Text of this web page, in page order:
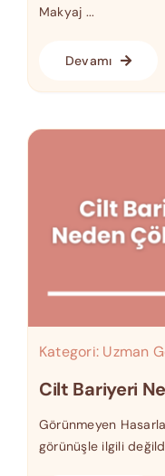
Makyaj ...
Devamı
Kategori: Uzman
Cilt Bariyeri
Görünmeyen
görünüşle ilgili